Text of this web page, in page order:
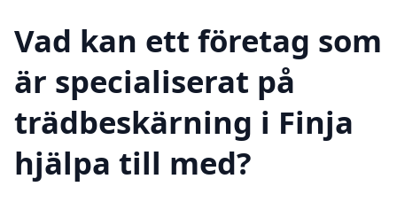
Vad kan ett företag som
är specialiserat på
trädbeskärning i Finja
hjälpa till med?